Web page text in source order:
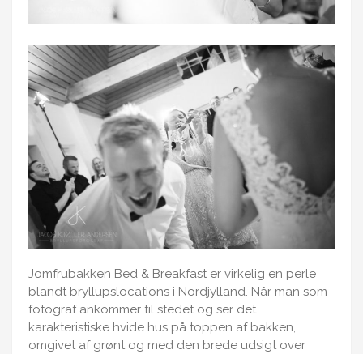
Jomfrubakken Bed & Breakfast er virkelig en perle
blandt bryllupslocations i Nordjylland. Når man som
fotograf ankommer til stedet og ser det
karakteristiske hvide hus på toppen af bakken,
omgivet af grønt og med den brede udsigt over